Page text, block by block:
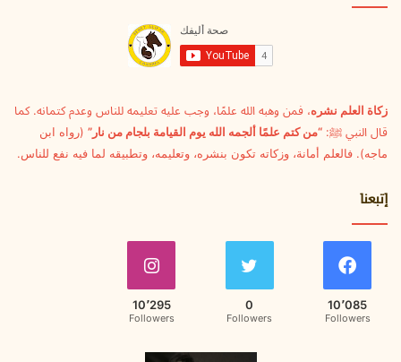
زكاة العلم نشره، فمن وهبه الله علمًا، وجب عليه تعليمه للناس وعدم كتمانه. كما
قال النبي ﷺ: “من كتم علمًا ألجمه الله يوم القيامة بلجام من نار” (رواه ابن
ماجه). فالعلم أمانة، وزكاته تكون بنشره، وتعليمه، وتطبيقه لما فيه نفع للناس.
إتبعنا
10٬085
Followers
0
Followers
10٬295
Followers